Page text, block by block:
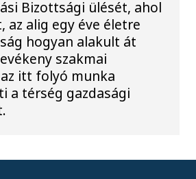
Bizottsági ülését, ahol
az alig egy éve életre
hogyan alakult át
szakmai
itt folyó munka
a térség gazdasági